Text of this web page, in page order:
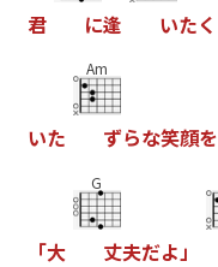
君 に逢 いたく
いた
Am
ずらな笑顔を
「大
G
丈夫だよ 」